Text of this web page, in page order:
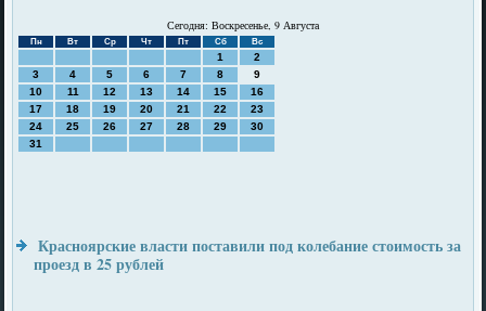
Сегодня: Воскресенье, 9 Августа
Пн Вт Ср Чт Пт Сб Вс
1
2
3
4 5 6 7 8
9
10
11 12 13 14 15
16
17
18 19 20 21 22
23
24
25 26 27 28 29
30
31
Красноярские власти поставили под колебание стоимость за
проезд в 25 рублей